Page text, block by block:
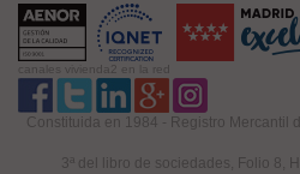
canales vivienda2 en la red
Constituida en 1984 - Registro Mercantil
3ª del libro de sociedades, Folio 8,